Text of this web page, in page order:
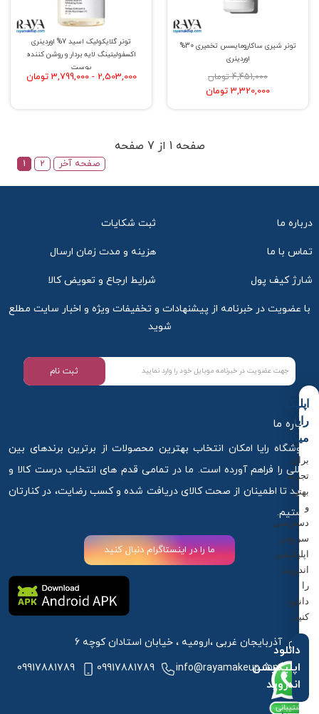
تونر شیری ساکارومایسس تخمیری 30%
اوردینری
4,451,000 تومان
3,320,000 تومان
تونر گلایکولیک اسید 7% اوردینری
اکسفولیتینگ لایه بردار و روشن کننده
پوست
2,503,000 - 3,799,000 تومان
صفحه 1 از 7 صفحه
1 2 صفحه آخر
درباره ما ثبت شکایات
تماس با ما هزینه و مدت زمان ارسال
شارژ کیف پول شرایط ارجاع و تعویض کالا
با عضویت در خبرنامه از پیشنهادات و تخفیفات ویژه و اخبار سایت مطلع
شوید
ثبت نام
درباره ما
فروشگاه رایا امکان انتخاب بهترین محصولات از برترین برندهای بین
المللی را فراهم آورده است. ما در تمامی قدم های انتخاب درست کالا و
خرید تا اطمینان از صحت کالای دریافت شده و کسب رضایت، در کنارتان
هستیم.
ما را در اینستاگرام دنبال کنید
آذربایجان غربی ،ارومیه ، خیابان استادان کوچه 6
info@rayamakeup.com
09917881789
09917881789
اپلیکیشن
رایا
میکاپ
برای
تجربه
بهتر
و
دسترسی
سریع‌تر،
اپلیکیشن
اندروید
را
دانلود
کنید.
دانلود
اپلیکیشن
اندروید